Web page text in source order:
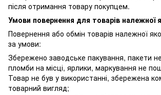
після отримання товару покупцем.
Умови повернення для товарів належної
Повернення або обмін товарів належної
за умови:
Збережено заводське пакування, пакети
пломби на місці, ярлики, маркування не
Товар не був у використанні, збережена
товарний вигляд;